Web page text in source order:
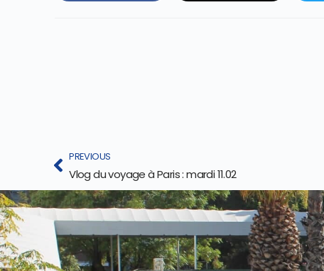
PREVIOUS
Vlog du voyage à Paris : mardi 11.02